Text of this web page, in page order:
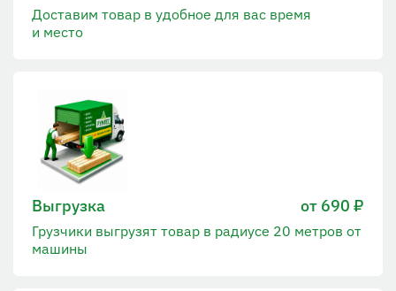
Доставим товар в удобное для вас время
и место
Выгрузка от 690 ₽
Грузчики выгрузят товар в радиусе 20 метров от
машины